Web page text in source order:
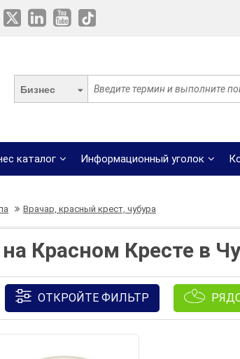
Бизнес
каталог Информационный уголок
Врачар, красный крест, чубура
Красном Кресте в
ОТКРОЙТЕ ФИЛЬТР